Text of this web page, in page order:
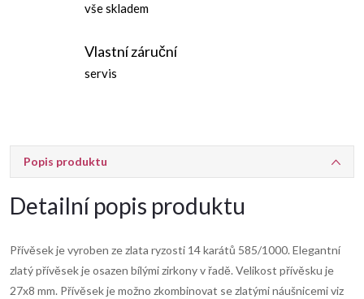
vše skladem
Vlastní záruční
servis
Popis produktu
Detailní popis produktu
Přívěsek je vyroben ze zlata ryzosti 14 karátů 585/1000. Elegantní
zlatý přívěsek je osazen bílými zirkony v řadě. Velikost přívěsku je
27x8 mm. Přívěsek je možno zkombinovat se zlatými náušnicemi viz